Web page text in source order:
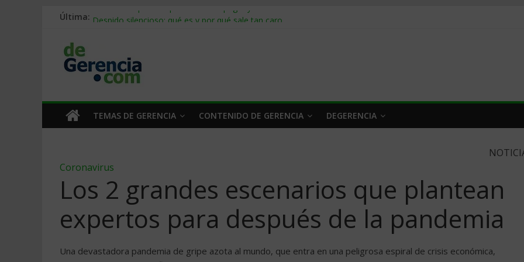
Última: Stablecoins para empresas: cómo pagar y cobrar en 2026
Trabajo forzoso en la cadena de suministro: qué hacer
Mercado hispano de EE. UU.: cómo segmentarlo y venderle
TEMAS DE GERENCIA CONTENIDO DE GERENCIA DEGERENCIA
Coronavirus
Los 2 grandes escenarios que plantean
expertos para después de la pandemia
Una devastadora pandemia de gripe azota al mundo, que entra en una peligrosa espiral de crisis económica,